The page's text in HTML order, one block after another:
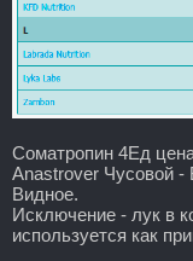
Cоматропин 4Ед
Anastrover Чусовой
Видное.
Исключение - лук в
используется как